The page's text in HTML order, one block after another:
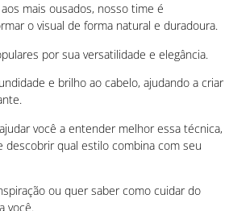
mais ousados, nosso time é
o visual de forma natural e duradoura.
por sua versatilidade e elegância.
e brilho ao cabelo, ajudando a criar
você a entender melhor essa técnica,
descobrir qual estilo combina com seu
ou quer saber como cuidar do
você.